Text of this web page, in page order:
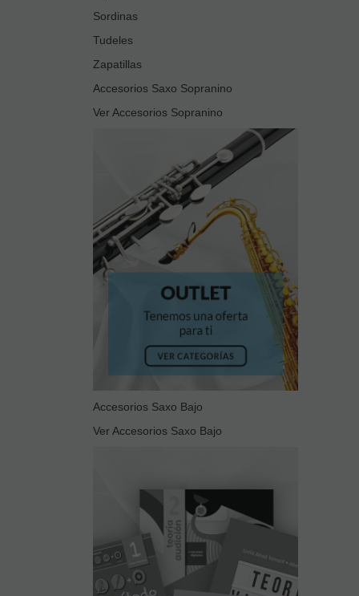
Sordinas
Tudeles
Zapatillas
Accesorios Saxo Sopranino
Ver Accesorios Sopranino
Accesorios Saxo Bajo
Ver Accesorios Saxo Bajo